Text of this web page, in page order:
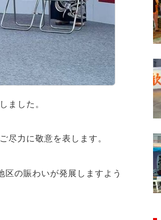
ました。
尽力に敬意を表します。
の賑わいが発展しますよう